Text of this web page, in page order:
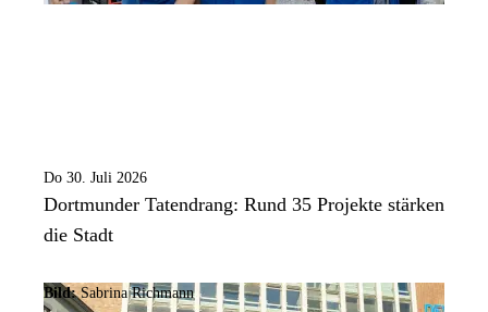
Do 30. Juli 2026
Dortmunder Tatendrang: Rund 35 Projekte stärken
die Stadt
Bild: Sabrina Richmann